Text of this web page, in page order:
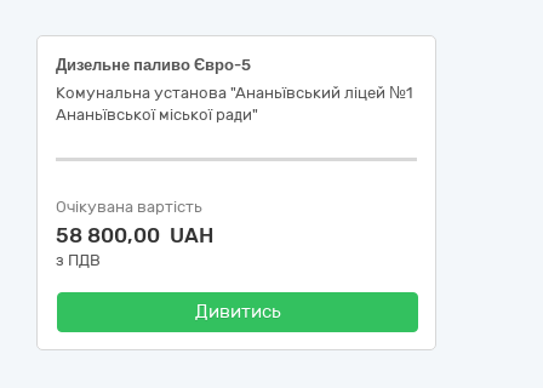
Дизельне паливо Євро-5
Комунальна установа "Ананьївський ліцей №1
Ананьївської міської ради"
Очікувана вартість
58 800,00 UAH
з ПДВ
Дивитись